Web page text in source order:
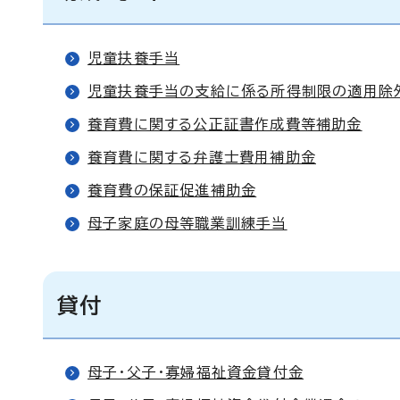
児童扶養手当
児童扶養手当の支給に係る所得制限の適用除
養育費に関する公正証書作成費等補助金
養育費に関する弁護士費用補助金
養育費の保証促進補助金
母子家庭の母等職業訓練手当
貸付
母子・父子・寡婦福祉資金貸付金